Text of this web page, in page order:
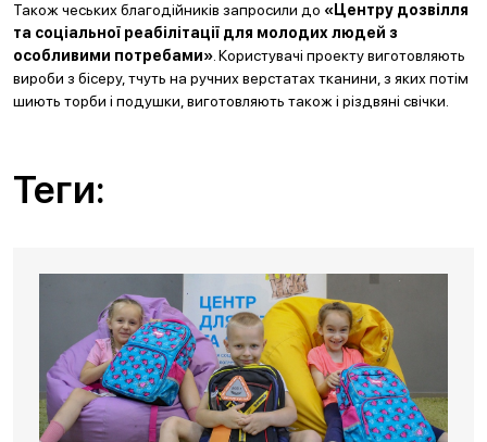
Також чеських благодійників запросили до «Центру дозвілля
та соціальної реабілітації для молодих людей з
особливими потребами» . Користувачі проекту виготовляють
вироби з бісеру, тчуть на ручних верстатах тканини, з яких потім
шиють торби і подушки, виготовляють також і різдвяні свічки.
Теги: